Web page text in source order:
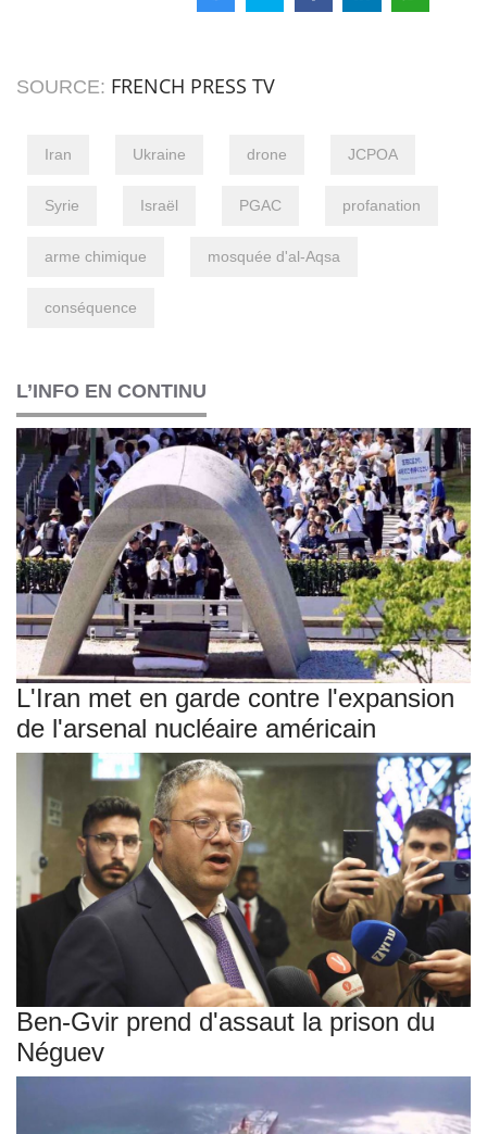
SOURCE: FRENCH PRESS TV
Iran Ukraine drone JCPOA
Syrie Israël PGAC profanation
arme chimique mosquée d'al-Aqsa
conséquence
L’INFO EN CONTINU
L'Iran met en garde contre l'expansion
de l'arsenal nucléaire américain
Ben-Gvir prend d'assaut la prison du
Néguev